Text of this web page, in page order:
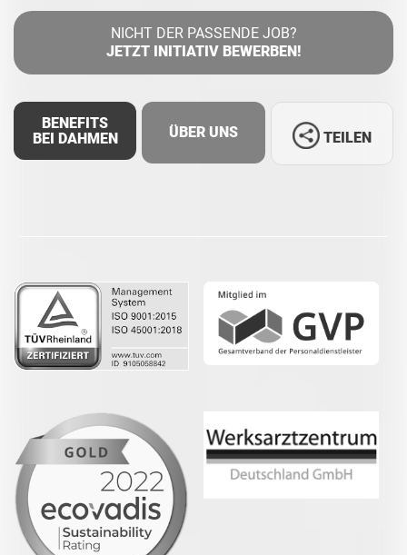
NICHT DER PASSENDE JOB?
JETZT INITIATIV BEWERBEN!
BENEFITS
BEI DAHMEN
ÜBER UNS TEILEN